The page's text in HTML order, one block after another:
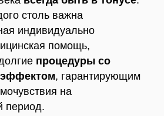
столь важна
индивидуально
помощь,
процедуры со
, гарантирующим
на
период.